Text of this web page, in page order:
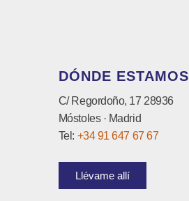
DÓNDE ESTAMOS
C/ Regordoño, 17 28936
Móstoles · Madrid
Tel: +34 91 647 67 67
Llévame allí